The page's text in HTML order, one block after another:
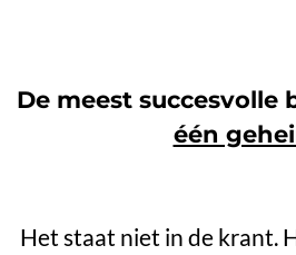
De meest succesvolle
één
Het staat niet in de krant.